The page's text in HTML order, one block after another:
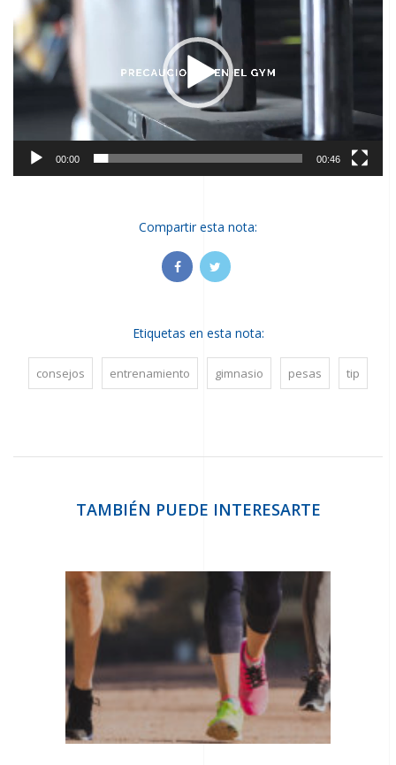
video
00:00 00:46
Compartir esta nota:
FacebookInstagram
Etiquetas en esta nota:
consejos entrenamiento gimnasio pesas tip
TAMBIÉN PUEDE INTERESARTE